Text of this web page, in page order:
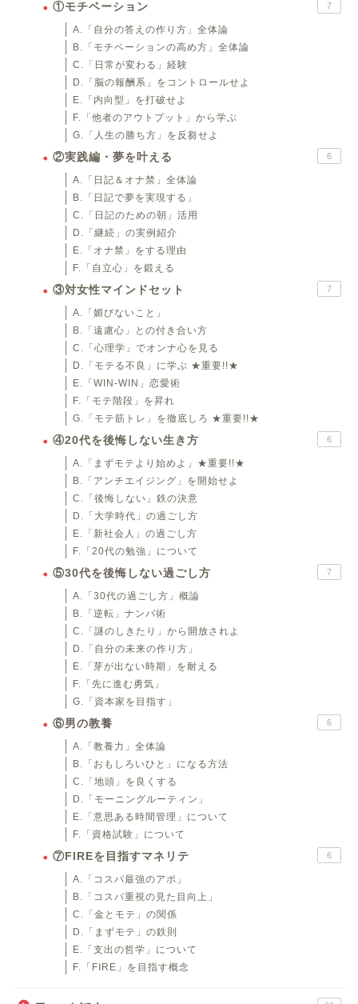
①モチベーション 7
A.「自分の答えの作り方」全体論
B.「モチベーションの高め方」全体論
C.「日常が変わる」経験
D.「脳の報酬系」をコントロールせよ
E.「内向型」を打破せよ
F.「他者のアウトプット」から学ぶ
G.「人生の勝ち方」を反芻せよ
②実践編・夢を叶える 6
A.「日記＆オナ禁」全体論
B.「日記で夢を実現する」
C.「日記のための朝」活用
D.「継続」の実例紹介
E.「オナ禁」をする理由
F.「自立心」を鍛える
③対女性マインドセット 7
A.「媚びないこと」
B.「遠慮心」との付き合い方
C.「心理学」でオンナ心を見る
D.「モテる不良」に学ぶ ★重要!!★
E.「WIN-WIN」恋愛術
F.「モテ階段」を昇れ
G.「モテ筋トレ」を徹底しろ ★重要!!★
④20代を後悔しない生き方 6
A.「まずモテより始めよ」★重要!!★
B.「アンチエイジング」を開始せよ
C.「後悔しない」鉄の決意
D.「大学時代」の過ごし方
E.「新社会人」の過ごし方
F.「20代の勉強」について
⑤30代を後悔しない過ごし方 7
A.「30代の過ごし方」概論
B.「逆転」ナンパ術
C.「謎のしきたり」から開放されよ
D.「自分の未来の作り方」
E.「芽が出ない時期」を耐える
F.「先に進む勇気」
G.「資本家を目指す」
⑥男の教養 6
A.「教養力」全体論
B.「おもしろいひと」になる方法
C.「地頭」を良くする
D.「モーニングルーティン」
E.「意思ある時間管理」について
F.「資格試験」について
⑦FIREを目指すマネリテ 6
A.「コスパ最強のアポ」
B.「コスパ重視の見た目向上」
C.「金とモテ」の関係
D.「まずモテ」の鉄則
E.「支出の哲学」について
F.「FIRE」を目指す概念